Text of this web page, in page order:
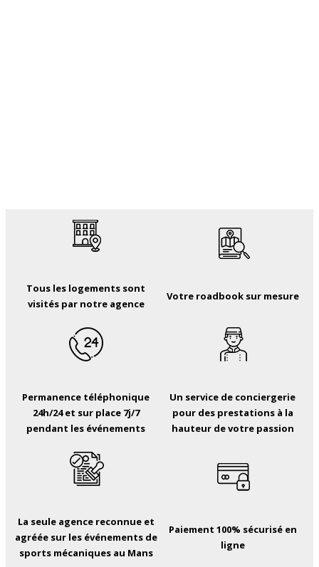
Tous les logements sont
visités par notre agence
Votre roadbook sur mesure
Permanence téléphonique
24h/24 et sur place 7j/7
pendant les événements
Un service de conciergerie
pour des prestations à la
hauteur de votre passion
La seule agence reconnue et
agréée sur les événements de
sports mécaniques au Mans
Paiement 100% sécurisé en
ligne